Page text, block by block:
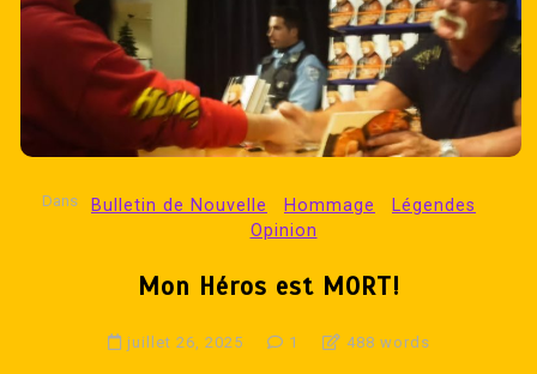
Dans Bulletin de Nouvelle Hommage
Légendes
Opinion
Mon Héros est MORT!
juillet 26, 2025 1 488 words